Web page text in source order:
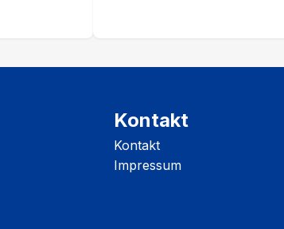
Kontakt
Kontakt
Impressum